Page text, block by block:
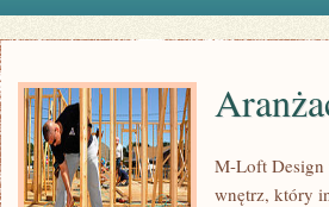
M-Loft Design
wnętrz, który